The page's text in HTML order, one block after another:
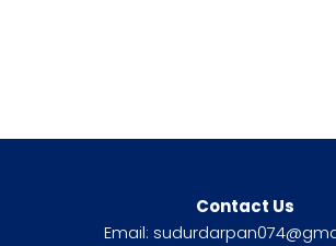
Contact Us
Email: